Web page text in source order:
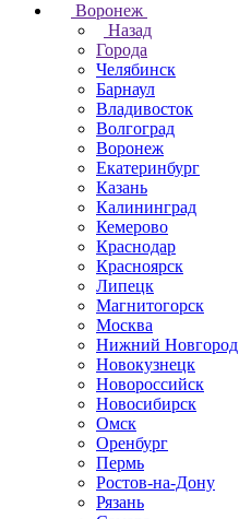
Воронеж
Назад
Города
Челябинск
Барнаул
Владивосток
Волгоград
Воронеж
Екатеринбург
Казань
Калининград
Кемерово
Краснодар
Красноярск
Липецк
Магнитогорск
Москва
Нижний Новгород
Новокузнецк
Новороссийск
Новосибирск
Омск
Оренбург
Пермь
Ростов-на-Дону
Рязань